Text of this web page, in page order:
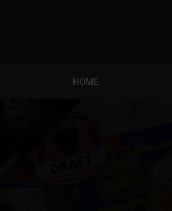
HOME